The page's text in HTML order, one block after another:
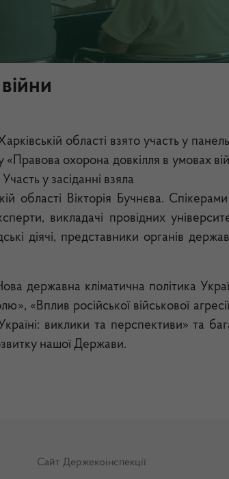
області взято участь у
охорона довкілля в умовах
Участь у засіданні взяла
області Вікторія Бучнєва.
викладачі провідних
діячі, представники органів
державна кліматична політика
«Вплив російської військової
виклики та перспективи» та
нашої Держави.
Сайт Держекоінспекції